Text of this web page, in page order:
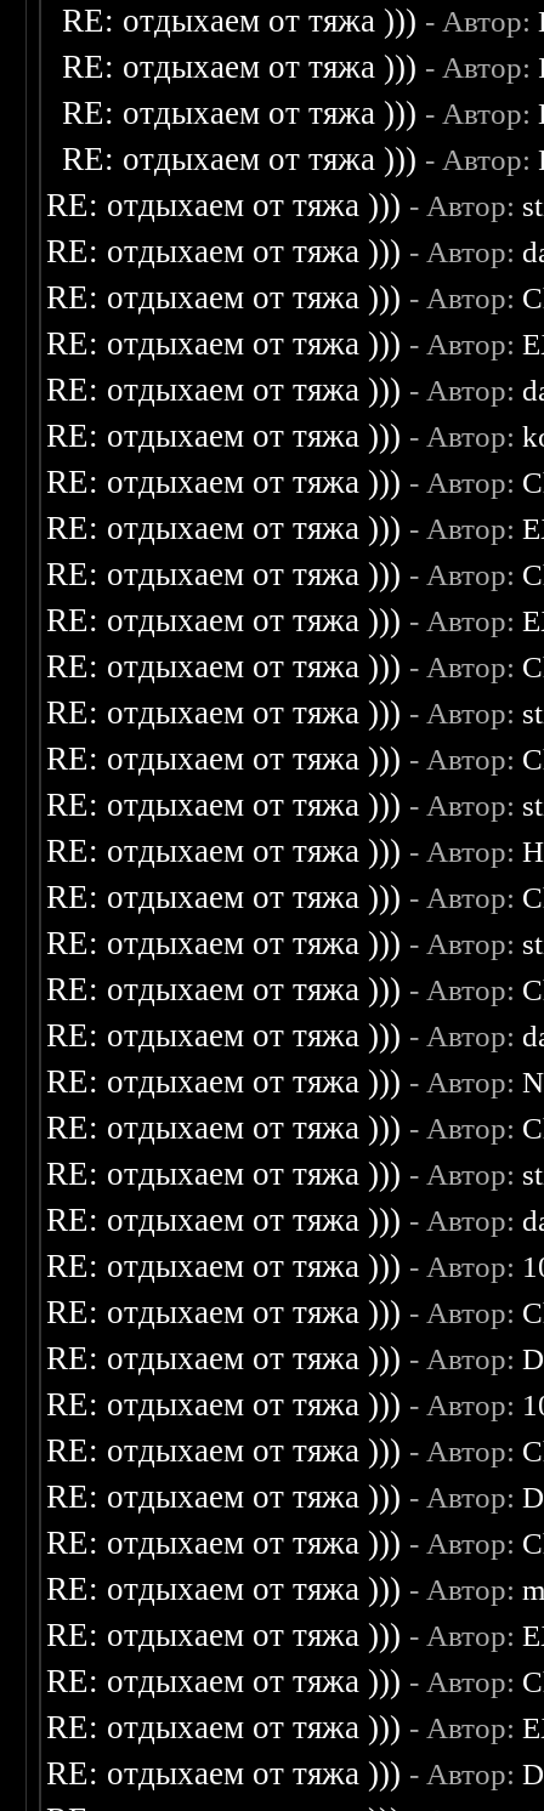
RE: отдыхаем от тяжа ))) - Автор:
RE: отдыхаем от тяжа ))) - Автор:
RE: отдыхаем от тяжа ))) - Автор:
RE: отдыхаем от тяжа ))) - Автор:
RE: отдыхаем от тяжа ))) - Автор:
RE: отдыхаем от тяжа ))) - Автор:
RE: отдыхаем от тяжа ))) - Автор:
RE: отдыхаем от тяжа ))) - Автор:
RE: отдыхаем от тяжа ))) - Автор:
RE: отдыхаем от тяжа ))) - Автор:
RE: отдыхаем от тяжа ))) - Автор:
RE: отдыхаем от тяжа ))) - Автор:
RE: отдыхаем от тяжа ))) - Автор:
RE: отдыхаем от тяжа ))) - Автор:
RE: отдыхаем от тяжа ))) - Автор:
RE: отдыхаем от тяжа ))) - Автор:
RE: отдыхаем от тяжа ))) - Автор:
RE: отдыхаем от тяжа ))) - Автор:
RE: отдыхаем от тяжа ))) - Автор:
RE: отдыхаем от тяжа ))) - Автор:
RE: отдыхаем от тяжа ))) - Автор:
RE: отдыхаем от тяжа ))) - Автор:
RE: отдыхаем от тяжа ))) - Автор:
RE: отдыхаем от тяжа ))) - Автор:
RE: отдыхаем от тяжа ))) - Автор:
RE: отдыхаем от тяжа ))) - Автор:
RE: отдыхаем от тяжа ))) - Автор:
RE: отдыхаем от тяжа ))) - Автор:
RE: отдыхаем от тяжа ))) - Автор:
RE: отдыхаем от тяжа ))) - Автор:
RE: отдыхаем от тяжа ))) - Автор:
RE: отдыхаем от тяжа ))) - Автор:
RE: отдыхаем от тяжа ))) - Автор:
RE: отдыхаем от тяжа ))) - Автор:
RE: отдыхаем от тяжа ))) - Автор:
RE: отдыхаем от тяжа ))) - Автор:
RE: отдыхаем от тяжа ))) - Автор:
RE: отдыхаем от тяжа ))) - Автор:
RE: отдыхаем от тяжа ))) - Автор: